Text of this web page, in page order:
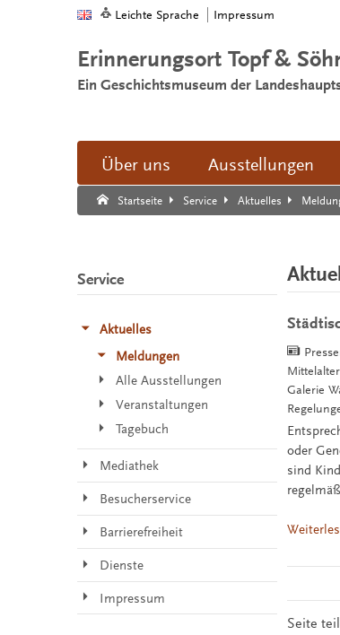
Leichte Sprache Impressum
Erinnerungsort Topf &
Ein Geschichtsmuseum der
Über uns Ausstellungen
Startseite Service Aktuelles
Suche:
Suche Ende.
Galerie
oder
sind
Seite
Service
Aktuelles
Meldungen
Alle Ausstellungen
Veranstaltungen
Tagebuch
Mediathek
Besucherservice
Barrierefreiheit
Dienste
Impressum